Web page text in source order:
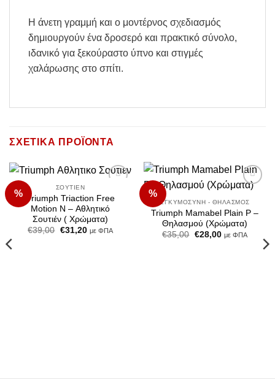
Η άνετη γραμμή και ο μοντέρνος σχεδιασμός
δημιουργούν ένα δροσερό και πρακτικό σύνολο,
ιδανικό για ξεκούραστο ύπνο και στιγμές
χαλάρωσης στο σπίτι.
ΣΧΕΤΙΚΆ ΠΡΟΪΌΝΤΑ
%
Wishlist
ΣΟΥΤΙΈΝ
Triumph Triaction Free
Motion N – Αθλητικό
Σουτιέν ( Χρώματα)
€39,00 Original
€31,20Ημε ΦΠΑ
%
Add to
Wishlist
ΕΓΚΥΜΟΣΎΝΗ - ΘΗΛΑΣΜΌΣ
Triumph Mamabel Plain P –
Θηλασμού (Χρώματα)
€35,00 Original
€28,00Ημε ΦΠΑ